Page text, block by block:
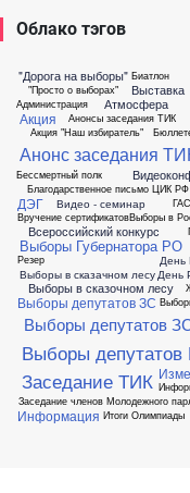
Облако тэгов
"Дорога на выборы"
"Просто о выборах"
Администрация
Акция
Акция "Наш избиратель"
Анонс заседания
Анонсы заседания ТИК
Атмосфера
Бессмертный полк
Биатлон
Благодарственное письмо ЦИК РФ
Видео - семинар
Вручение сертификатов
Всероссийский конкурс
Выборы Губернатора РО
Выборы в
Выборы в сказачном лесу
Выборы в сказочном лесу
Выборы депутатов ЗС
Выборы депутатов
Выборы
Выставка
ДЭГ
День
Заседание ТИК
Заседание членов Молодежного
Информация Итоги Олимпиады
Резер